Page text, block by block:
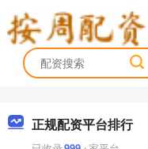
正规配资平台排行